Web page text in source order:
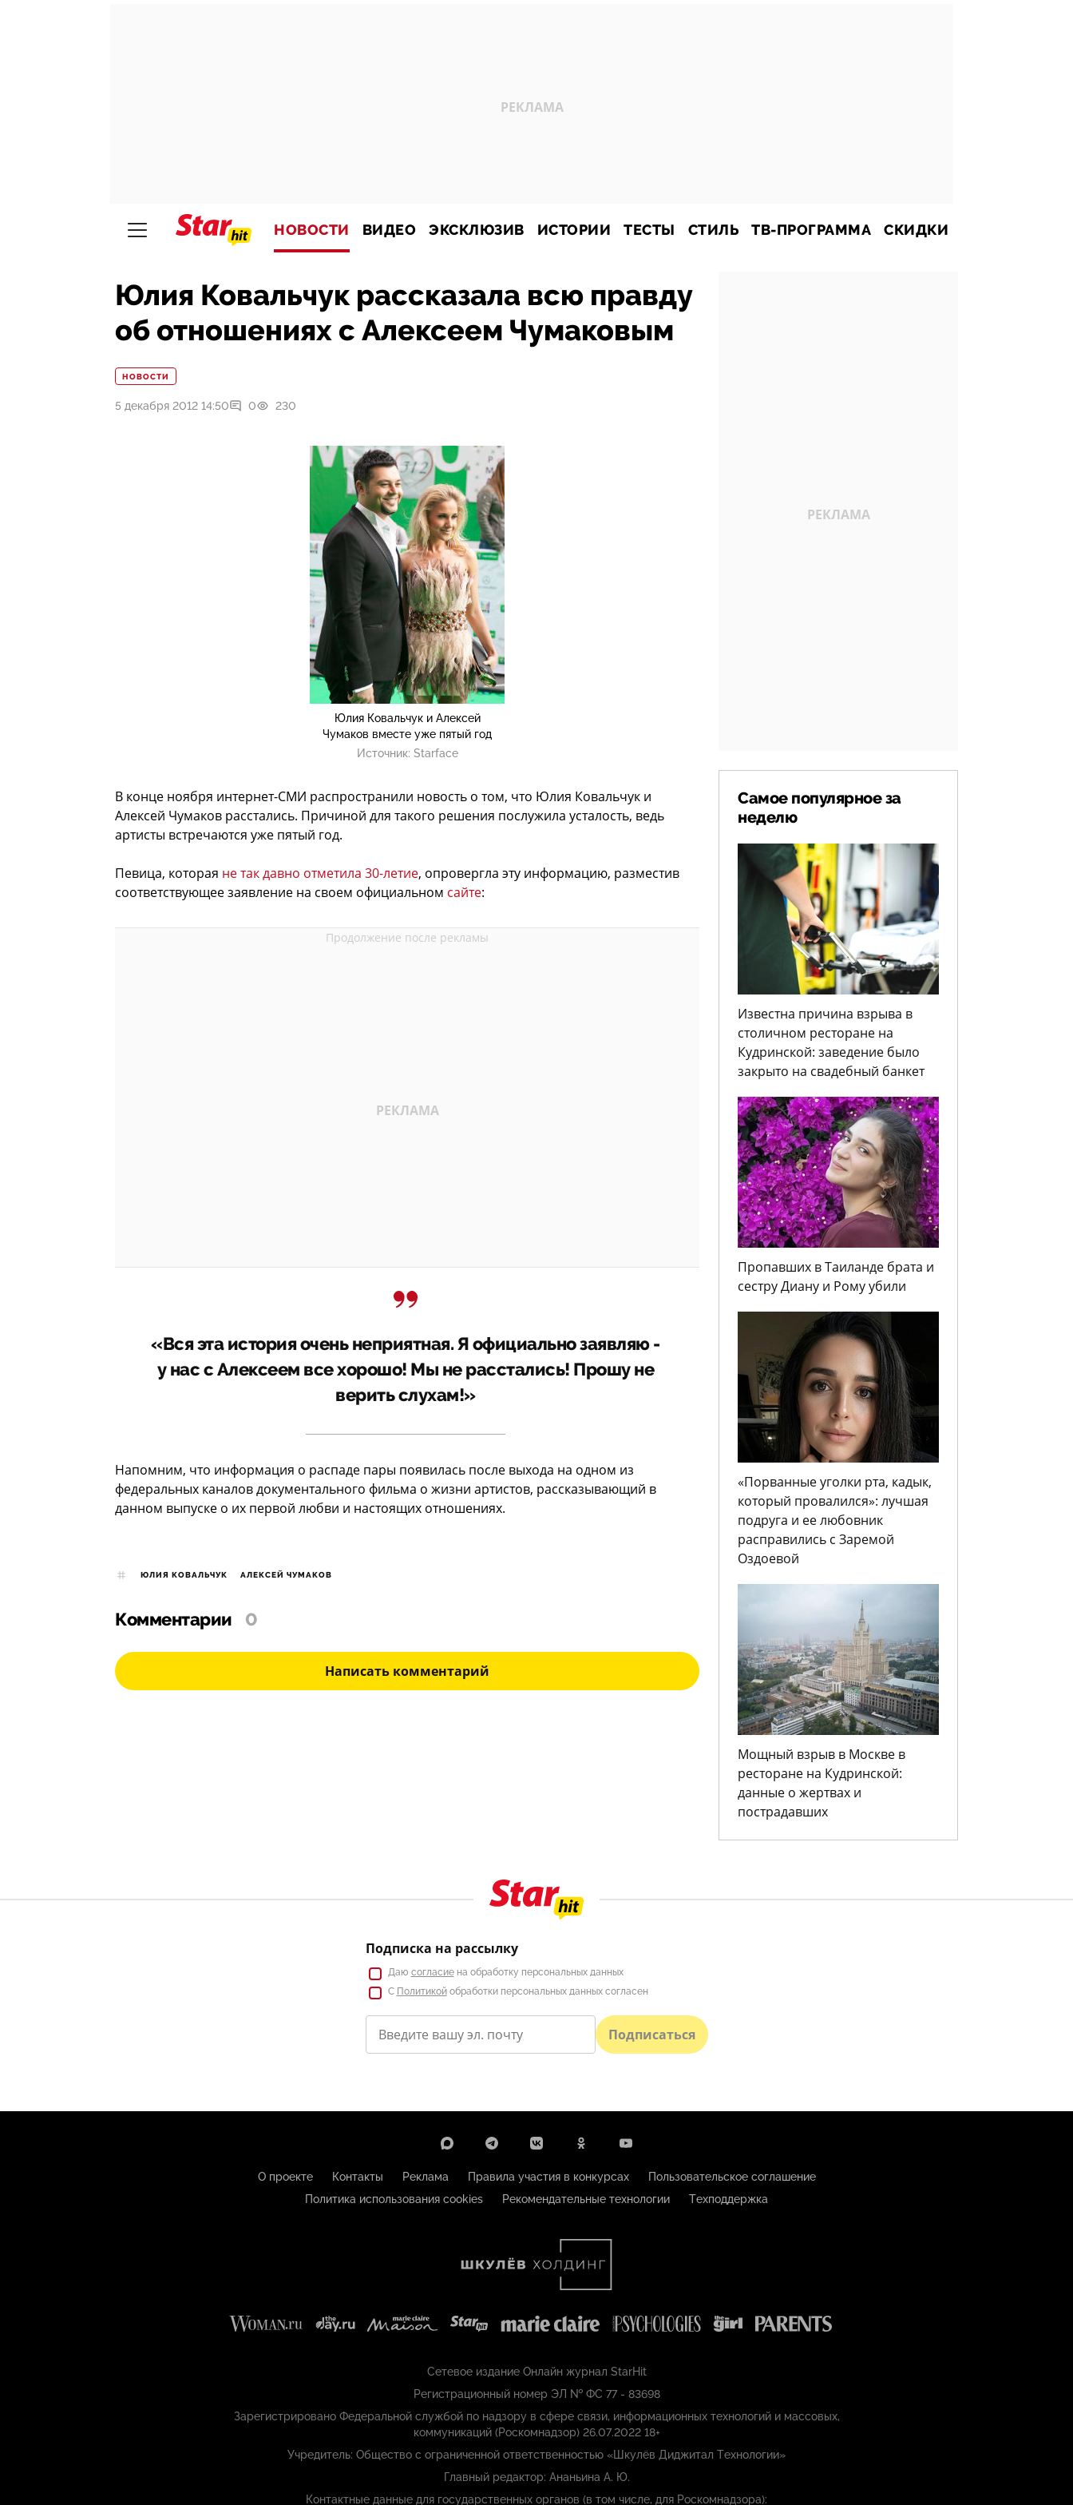
НОВОСТИ ВИДЕО ЭКСКЛЮЗИВ ИСТОРИИ ТЕСТЫ СТИЛЬ ТВ-ПРОГРАММА СКИДКИ
Юлия Ковальчук рассказала всю правду
об отношениях с Алексеем Чумаковым
НОВОСТИ
5 декабря 2012 14:50 0 230
Юлия Ковальчук и Алексей
Чумаков вместе уже пятый год
Источник: Starface
В конце ноября интернет-СМИ распространили новость о том, что Юлия Ковальчук и
Алексей Чумаков расстались. Причиной для такого решения послужила усталость, ведь
артисты встречаются уже пятый год.
Певица, которая не так давно отметила 30-летие, опровергла эту информацию, разместив
соответствующее заявление на своем официальном сайте:
«Вся эта история очень неприятная. Я официально заявляю -
у нас с Алексеем все хорошо! Мы не расстались! Прошу не
верить слухам!»
Напомним, что информация о распаде пары появилась после выхода на одном из
федеральных каналов документального фильма о жизни артистов, рассказывающий в
данном выпуске о их первой любви и настоящих отношениях.
ЮЛИЯ КОВАЛЬЧУК АЛЕКСЕЙ ЧУМАКОВ
Комментарии 0
Написать комментарий
Самое популярное за
неделю
Известна причина взрыва в
столичном ресторане на
Кудринской: заведение было
закрыто на свадебный банкет
Пропавших в Таиланде брата и
сестру Диану и Рому убили
«Порванные уголки рта, кадык,
который провалился»: лучшая
подруга и ее любовник
расправились с Заремой
Оздоевой
Мощный взрыв в Москве в
ресторане на Кудринской:
данные о жертвах и
пострадавших
Подписка на рассылку
Даю согласиена обработку персональных данных
С Политикойобработки персональных данных согласен
Подписаться
О проекте Контакты Реклама Правила участия в конкурсах
Пользовательское соглашение
Политика использования cookies
Рекомендательные технологии Техподдержка
Сетевое издание Онлайн журнал StarHit
Регистрационный номер ЭЛ № ФС 77 - 83698
Зарегистрировано Федеральной службой по надзору в сфере связи, информационных технологий и массовых,
коммуникаций (Роскомнадзор) 26.07.2022 18+
Учредитель: Общество с ограниченной ответственностью «Шкулёв Диджитал Технологии»
Главный редактор: Ананьина А. Ю.
Контактные данные для государственных органов (в том числе, для Роскомнадзора):